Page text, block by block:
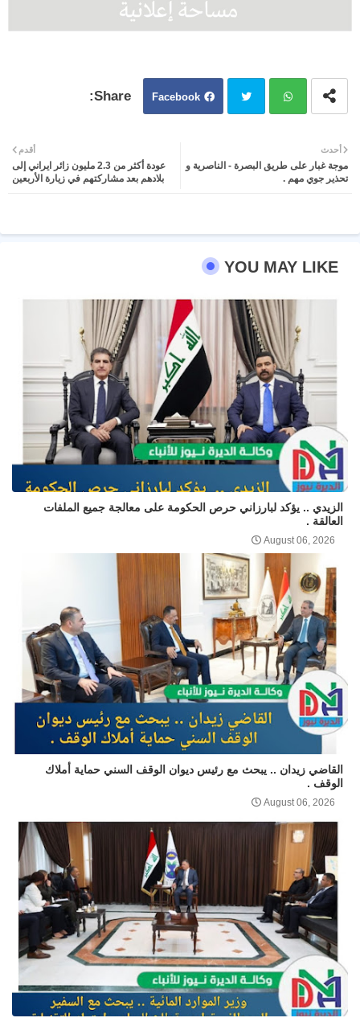
Facebook
ter atsa
أحدث
موجة غبار على طريق البصرة - الناصرية و
تحذير جوي مهم .
أقدم
عودة أكثر من 2.3 مليون زائر ايراني إلى
بلادهم بعد مشاركتهم في زيارة الأربعين
YOU MAY LIKE
الزيدي .. يؤكد لبارزاني حرص الحكومة على معالجة جميع الملفات
العالقة .
August 06, 2026
القاضي زيدان .. يبحث مع رئيس ديوان الوقف السني حماية أملاك
الوقف .
August 06, 2026